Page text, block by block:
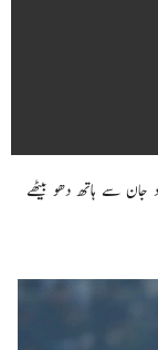
سے ہاتھ دھو بیٹھے